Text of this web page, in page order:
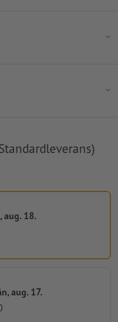
aug. 18.
aug. 17.